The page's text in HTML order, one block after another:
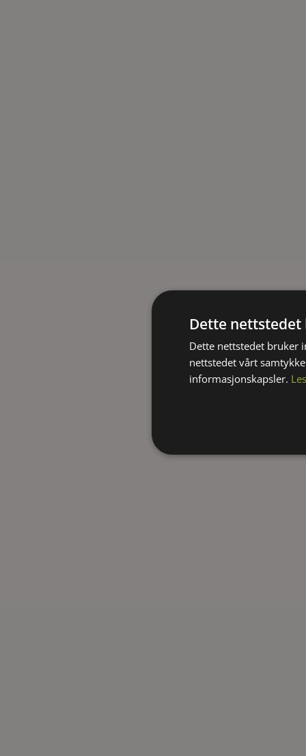
Dette
Dette nettstedet bruker
nettstedet vårt
informasjonskapsler.